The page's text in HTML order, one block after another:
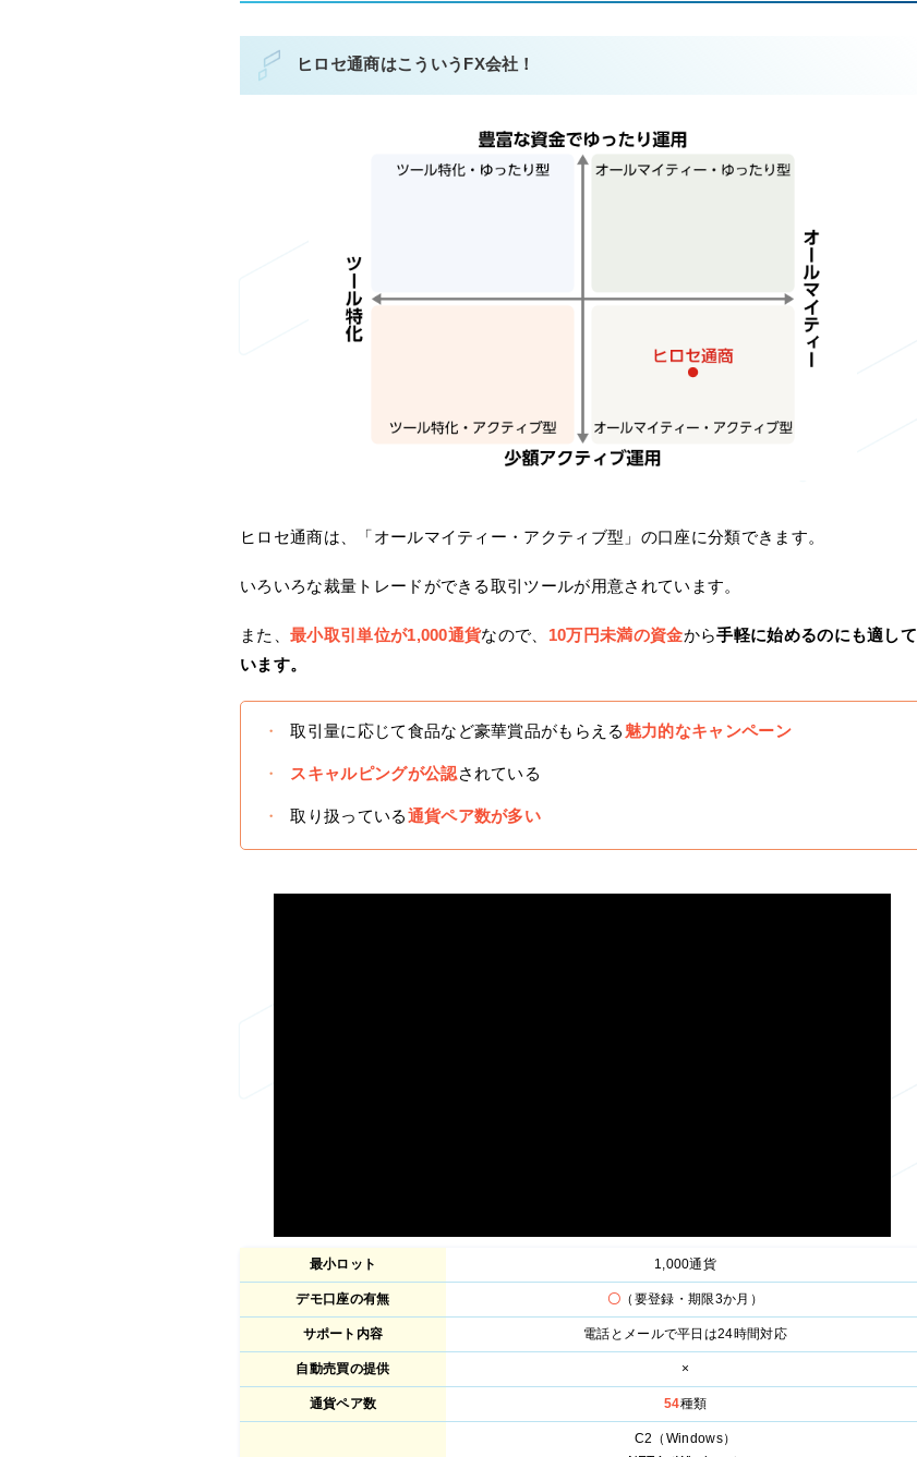
ヒロセ通商はこういうFX会社！
ヒロセ通商は、「オールマイティー・アクティブ型」の口座に分類できます。
いろいろな裁量トレードができる取引ツールが用意されています。
また、 最小取引単位が1,000通貨なので、 10万円未満の資金から手軽に始めるのにも適して
います。
取引量に応じて食品など豪華賞品がもらえる 魅力的なキャンペーン
スキャルピングが公認されている
取り扱っている通貨ペア数が多い
最小ロット 1,000通貨
デモ口座の有無 〇 （要登録・期限3か月）
サポート内容 電話とメールで平日は24時間対応
自動売買の提供 ×
通貨ペア数 54種類
C2（Windows）